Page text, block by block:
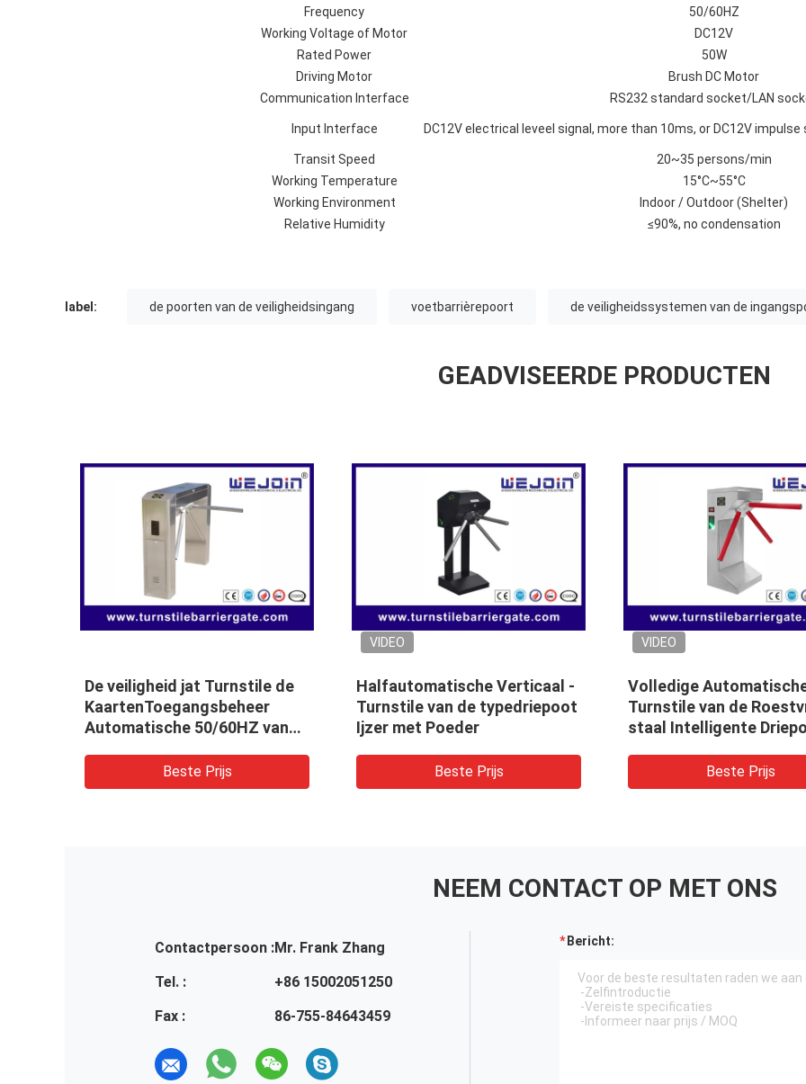
Frequency
50/60HZ
Working Voltage of Motor
DC12V
Rated Power
50W
Driving Motor
Brush DC Motor
Communication Interface
RS232 standard socket/LAN
Input Interface DC12V electrical leveel signal, more than 10ms, or DC12V
Transit Speed
20~35 persons/min
Working Temperature
15°C~55°C
Working Environment
Indoor / Outdoor (Shelter)
Relative Humidity
≤90%, no condensation
label: de poorten van de veiligheidsingang voetbarrièrepoort de veiligheidssystemen van de
GEADVISEERDE PRODUCTEN
304 roestvrij staalturnstile
Auto de Veiligheidsdriepoot
van de Barrièrepoort met
Beste Prijs
VIDEO
Turnstile van de
Toegangsbeheer Volledige
Automatische die Driepoot
wordt gebruiktBeste Prijs
Turnstile de de
van de Ingangspoort jat
Beste Prijs
NEEM CONTACT OP MET ONS
Contactpersoon :Mr. Frank Zhang
Tel. :
+86 15002051250
Fax :
86-755-84643459
Bericht: